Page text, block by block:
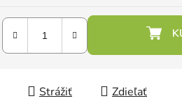
Strážiť Zdieľať